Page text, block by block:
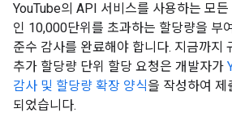
YouTube의 API 서비스를 사용하는 모
인 10,000단위를 초과하는 할당량을 부
준수 감사를 완료해야 합니다. 지금까지
추가 할당량 단위 할당 요청은 개발자가
감사 및 할당량 확장 양식을 작성하여 제
되었습니다.